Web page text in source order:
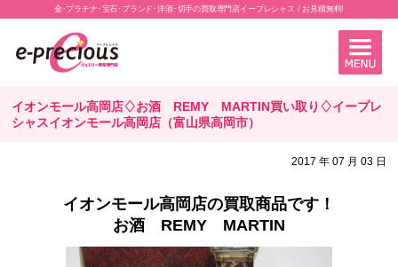
金･プラチナ･宝石･ブランド･洋酒･切手の買取専門店イープレシャス / お見積無料!
イオンモール高岡店♢お酒 REMY MARTIN買い取り♢イープレ
シャスイオンモール高岡店（富山県高岡市）
2017 年 07 月 03 日
イオンモール高岡店の買取商品です！
お酒 REMY MARTIN